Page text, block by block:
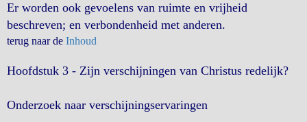
Er worden ook gevoelens van ruimte en vrijheid
beschreven; en verbondenheid met anderen.
terug naar de Inhoud
Hoofdstuk 3 - Zijn verschijningen van Christus redelijk?
Onderzoek naar verschijningservaringen